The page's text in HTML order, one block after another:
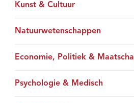
Kunst & Cultuur
Natuurwetenschappen
Economie, Politiek &
Psychologie & Medisch